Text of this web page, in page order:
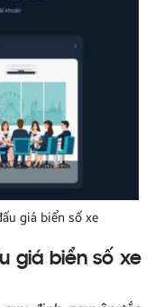
giá biển số xe
giá biển số xe